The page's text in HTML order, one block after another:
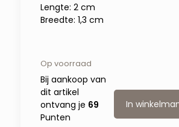
Lengte: 2 cm
Breedte: 1,3 cm
Op voorraad
Bij aankoop van
dit artikel
ontvang je 69
Punten
In